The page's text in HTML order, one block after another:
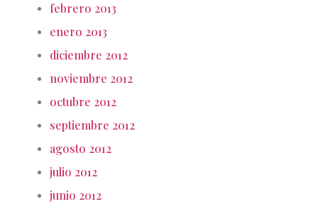
febrero 2013
enero 2013
diciembre 2012
noviembre 2012
octubre 2012
septiembre 2012
agosto 2012
julio 2012
junio 2012